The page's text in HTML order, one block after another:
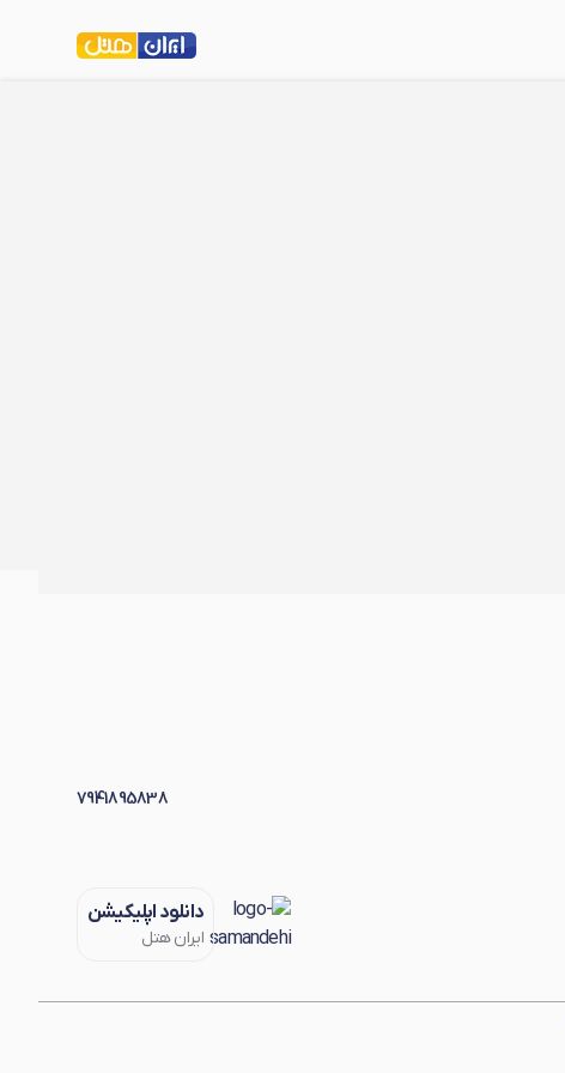
7941895838
دانلود اپلیکیشن
ایران هتل